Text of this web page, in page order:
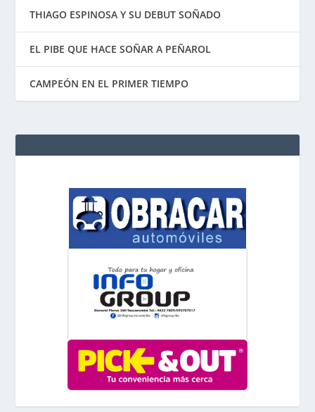
THIAGO ESPINOSA Y SU DEBUT SOÑADO
EL PIBE QUE HACE SOÑAR A PEÑAROL
CAMPEÓN EN EL PRIMER TIEMPO